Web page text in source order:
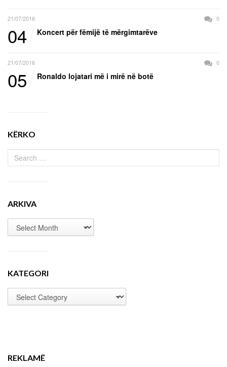
21/07/2016 0
04 Koncert për fëmijë të mërgimtarëve
21/07/2016 0
05 Ronaldo lojatari më i mirë në botë
KËRKO
ARKIVA
KATEGORI
REKLAMË